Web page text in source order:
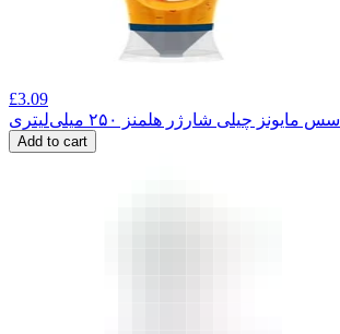
£3.09
سس مایونز چیلی شارژر هلمنز ۲۵۰ میلی‌لیتری
Add to cart